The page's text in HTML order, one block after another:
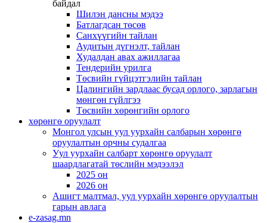
байдал
Шилэн дансны мэдээ
Батлагдсан төсөв
Санхүүгийн тайлан
Аудитын дүгнэлт, тайлан
Худалдан авах ажиллагаа
Тендерийн урилга
Төсвийн гүйцэтгэлийн тайлан
Цалингийн зардлаас бусад орлого, зарлагын
мөнгөн гүйлгээ
Төсвийн хөрөнгийн орлого
хөрөнгө оруулалт
Монгол улсын уул уурхайн салбарын хөрөнгө
оруулалтын орчны судалгаа
Уул уурхайн салбарт хөрөнгө оруулалт
шаардлагатай төслийн мэдээлэл
2025 он
2026 он
Ашигт малтмал, уул уурхайн хөрөнгө оруулалтын
гарын авлага
e-zasag.mn